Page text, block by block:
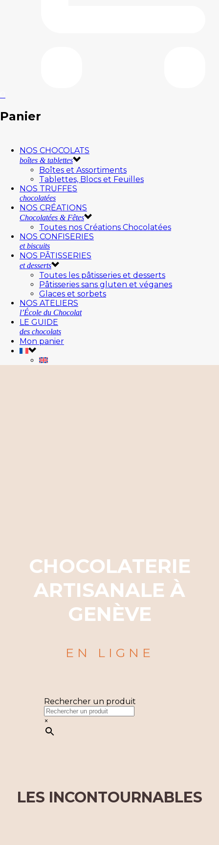
Panier
NOS CHOCOLATS
boîtes & tablettes
Boîtes et Assortiments
Tablettes, Blocs et Feuilles
NOS TRUFFES
chocolatées
NOS CRÉATIONS
Chocolatées & Fêtes
Toutes nos Créations Chocolatées
NOS CONFISERIES
et biscuits
NOS PÂTISSERIES
et desserts
Toutes les pâtisseries et desserts
Pâtisseries sans gluten et véganes
Glaces et sorbets
NOS ATELIERS
l’École du Chocolat
LE GUIDE
des chocolats
Mon panier
CHOCOLATERIE
ARTISANALE À
GENÈVE
EN LIGNE
Rechercher un produit
×
LES INCONTOURNABLES